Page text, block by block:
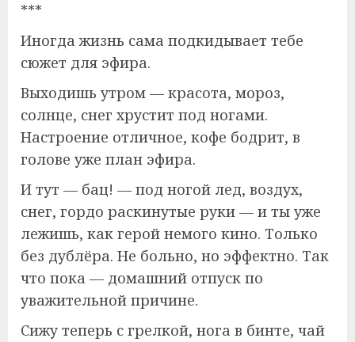
***
Иногда жизнь сама подкидывает тебе
сюжет для эфира.
Выходишь утром — красота, мороз,
солнце, снег хрустит под ногами.
Настроение отличное, кофе бодрит, в
голове уже план эфира.
И тут — бац! — под ногой лед, воздух,
снег, гордо раскинутые руки — и ты уже
лежишь, как герой немого кино. Только
без дублёра. Не больно, но эффектно. Так
что пока — домашний отпуск по
уважительной причине.
Сижу теперь с грелкой, нога в бинте, чай